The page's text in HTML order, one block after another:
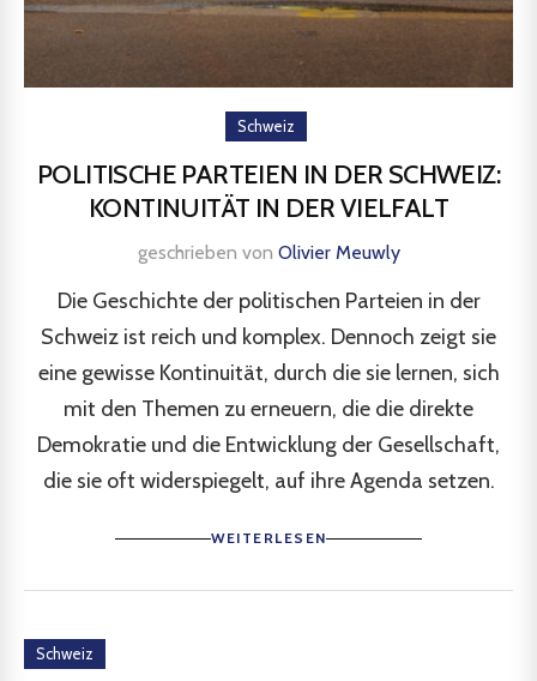
Schweiz
POLITISCHE PARTEIEN IN DER SCHWEIZ:
KONTINUITÄT IN DER VIELFALT
geschrieben von Olivier Meuwly
Die Geschichte der politischen Parteien in der
Schweiz ist reich und komplex. Dennoch zeigt sie
eine gewisse Kontinuität, durch die sie lernen, sich
mit den Themen zu erneuern, die die direkte
Demokratie und die Entwicklung der Gesellschaft,
die sie oft widerspiegelt, auf ihre Agenda setzen.
WEITERLESEN
Schweiz